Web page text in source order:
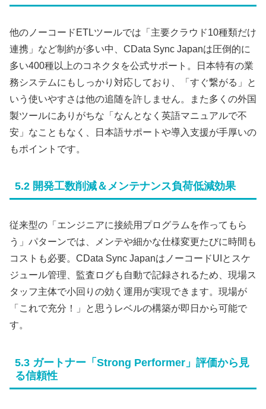
他のノーコードETLツールでは「主要クラウド10種類だけ
連携」など制約が多い中、CData Sync Japanは圧倒的に
多い400種以上のコネクタを公式サポート。日本特有の業
務システムにもしっかり対応しており、「すぐ繋がる」と
いう使いやすさは他の追随を許しません。また多くの外国
製ツールにありがちな「なんとなく英語マニュアルで不
安」なこともなく、日本語サポートや導入支援が手厚いの
もポイントです。
5.2 開発工数削減＆メンテナンス負荷低減効果
従来型の「エンジニアに接続用プログラムを作ってもら
う」パターンでは、メンテや細かな仕様変更たびに時間も
コストも必要。CData Sync JapanはノーコードUIとスケ
ジュール管理、監査ログも自動で記録されるため、現場ス
タッフ主体で小回りの効く運用が実現できます。現場が
「これで充分！」と思うレベルの構築が即日から可能で
す。
5.3 ガートナー「Strong Performer」評価から見
る信頼性